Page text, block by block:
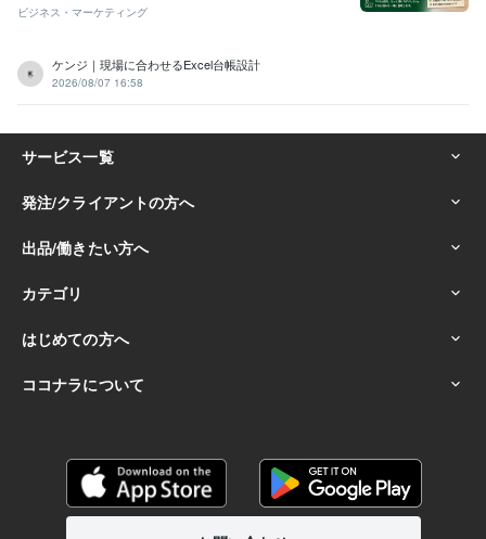
ビジネス・マーケティング
ケンジ｜現場に合わせるExcel台帳設計
2026/08/07 16:58